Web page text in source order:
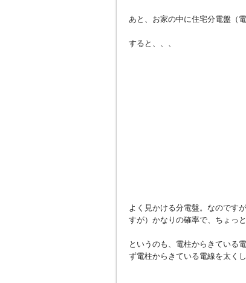
あと、お家の中に住宅分電盤（
すると、、、
よく見かける分電盤。なのです
すが）かなりの確率で、ちょっ
というのも、電柱からきている
ず電柱からきている電線を太く